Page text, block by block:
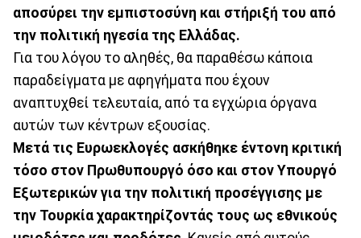
αποσύρει την εμπιστοσύνη και στήριξή του από
την πολιτική ηγεσία της Ελλάδας.
Για του λόγου το αληθές, θα παραθέσω κάποια
παραδείγματα με αφηγήματα που έχουν
αναπτυχθεί τελευταία, από τα εγχώρια όργανα
αυτών των κέντρων εξουσίας.
Μετά τις Ευρωεκλογές ασκήθηκε έντονη κριτική
τόσο στον Πρωθυπουργό όσο και στον Υπουργό
Εξωτερικών για την πολιτική προσέγγισης με
την Τουρκία χαρακτηρίζοντάς τους ως εθνικούς